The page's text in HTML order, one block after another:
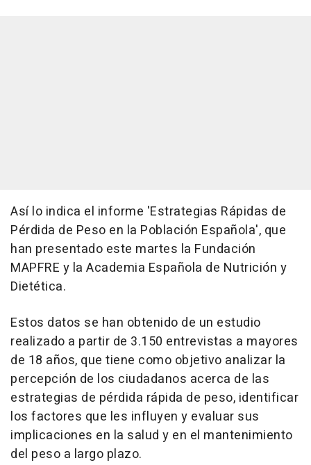
Así lo indica el informe 'Estrategias Rápidas de
Pérdida de Peso en la Población Española', que
han presentado este martes la Fundación
MAPFRE y la Academia Española de Nutrición y
Dietética.
Estos datos se han obtenido de un estudio
realizado a partir de 3.150 entrevistas a mayores
de 18 años, que tiene como objetivo analizar la
percepción de los ciudadanos acerca de las
estrategias de pérdida rápida de peso, identificar
los factores que les influyen y evaluar sus
implicaciones en la salud y en el mantenimiento
del peso a largo plazo.